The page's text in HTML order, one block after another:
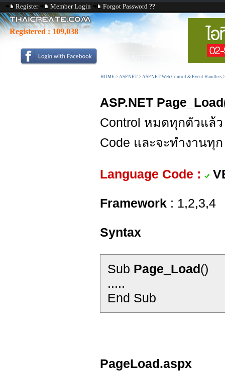
Register Member Login Forgot Password ??
Registered : 109,038
HOME > ASP.NET > ASP.NET Web Control & Event Handlers
ASP.NET
Control หมดทุกตัวแล้
Code และจะทำงานทุ
Language Code :
Framework : 1,2,3,4
Syntax
Sub Page_Load()
.....
End Sub
PageLoad.aspx